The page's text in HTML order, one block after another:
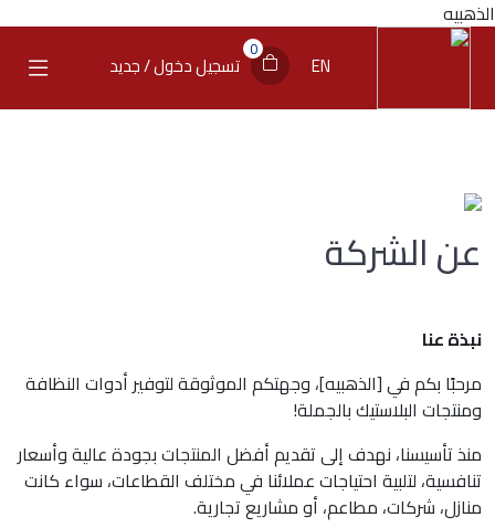
الذهبيه
EN
0
تسجيل دخول / جديد
عن الشركة
نبذة عنا
مرحبًا بكم في [الذهبيه]، وجهتكم الموثوقة لتوفير أدوات النظافة
ومنتجات البلاستيك بالجملة!
منذ تأسيسنا، نهدف إلى تقديم أفضل المنتجات بجودة عالية وأسعار
تنافسية، لتلبية احتياجات عملائنا في مختلف القطاعات، سواء كانت
منازل، شركات، مطاعم، أو مشاريع تجارية.